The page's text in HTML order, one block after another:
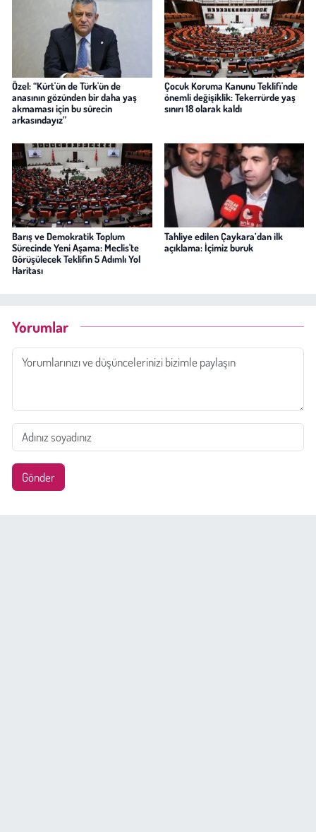
Özel: “Kürt'ün de Türk'ün de
anasının gözünden bir daha yaş
akmaması için bu sürecin
arkasındayız”
Çocuk Koruma Kanunu Teklifi'nde
önemli değişiklik: Tekerrürde yaş
sınırı 18 olarak kaldı
Barış ve Demokratik Toplum
Sürecinde Yeni Aşama: Meclis'te
Görüşülecek Teklifin 5 Adımlı Yol
Haritası
Tahliye edilen Çaykara’dan ilk
açıklama: İçimiz buruk
Yorumlar
Gönder